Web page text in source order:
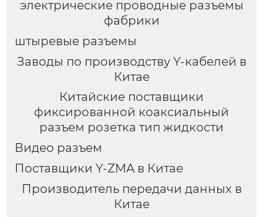
электрические проводные разъемы
фабрики
штыревые разъемы
Заводы по производству Y-кабелей в
Китае
Китайские поставщики
фиксированной коаксиальный
разъем розетка тип жидкости
Видео разъем
Поставщики Y-ZMA в Китае
Производитель передачи данных в
Китае